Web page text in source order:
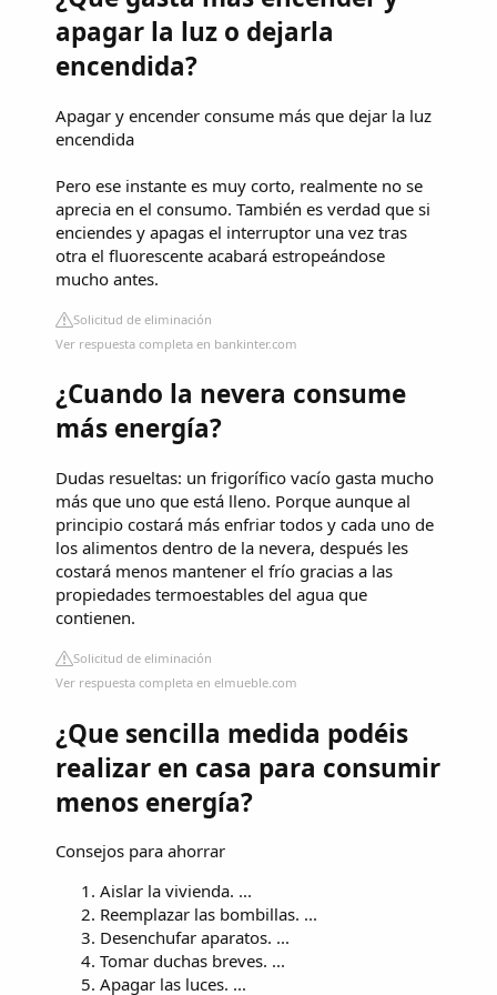
apagar la luz o dejarla
encendida?
Apagar y encender consume más que dejar la luz
encendida
Pero ese instante es muy corto, realmente no se
aprecia en el consumo. También es verdad que si
enciendes y apagas el interruptor una vez tras
otra el fluorescente acabará estropeándose
mucho antes.
Solicitud de eliminación
Ver respuesta completa en bankinter.com
¿Cuando la nevera consume
más energía?
Dudas resueltas: un frigorífico vacío gasta mucho
más que uno que está lleno. Porque aunque al
principio costará más enfriar todos y cada uno de
los alimentos dentro de la nevera, después les
costará menos mantener el frío gracias a las
propiedades termoestables del agua que
contienen.
Solicitud de eliminación
Ver respuesta completa en elmueble.com
¿Que sencilla medida podéis
realizar en casa para consumir
menos energía?
Consejos para ahorrar
Aislar la vivienda. ...
Reemplazar las bombillas. ...
Desenchufar aparatos. ...
Tomar duchas breves. ...
Apagar las luces. ...